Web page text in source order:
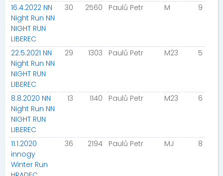
16.4.2022 NN
Night Run NN
NIGHT RUN
LIBEREC
30 2560 Paulů Petr M 9
22.5.2021 NN
Night Run NN
NIGHT RUN
LIBEREC
29 1303 Paulů Petr M23 5
8.8.2020 NN
Night Run NN
NIGHT RUN
LIBEREC
13 1140 Paulů Petr M23 6
11.1.2020
innogy
Winter Run
36 2194 Paulů Petr MJ 8